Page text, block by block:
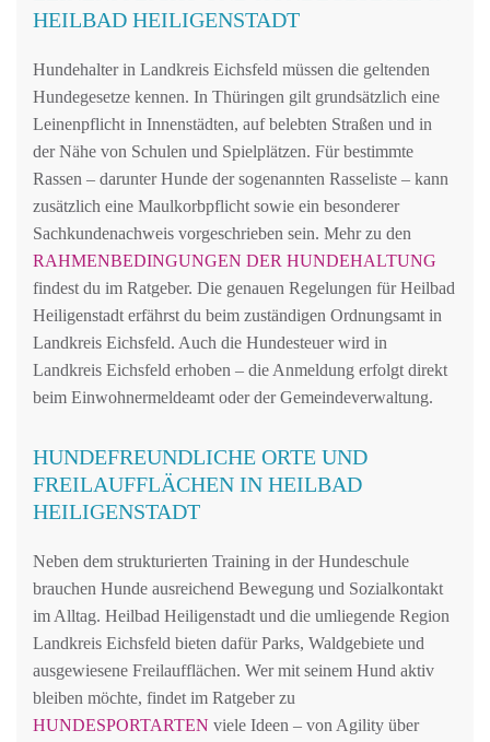
HEILBAD HEILIGENSTADT
Hundehalter in Landkreis Eichsfeld müssen die geltenden
Hundegesetze kennen. In Thüringen gilt grundsätzlich eine
Leinenpflicht in Innenstädten, auf belebten Straßen und in
der Nähe von Schulen und Spielplätzen. Für bestimmte
Rassen – darunter Hunde der sogenannten Rasseliste – kann
zusätzlich eine Maulkorbpflicht sowie ein besonderer
Sachkundenachweis vorgeschrieben sein. Mehr zu den
RAHMENBEDINGUNGEN DER HUNDEHALTUNG
findest du im Ratgeber. Die genauen Regelungen für Heilbad
Heiligenstadt erfährst du beim zuständigen Ordnungsamt in
Landkreis Eichsfeld. Auch die Hundesteuer wird in
Landkreis Eichsfeld erhoben – die Anmeldung erfolgt direkt
beim Einwohnermeldeamt oder der Gemeindeverwaltung.
HUNDEFREUNDLICHE ORTE UND
FREILAUFFLÄCHEN IN HEILBAD
HEILIGENSTADT
Neben dem strukturierten Training in der Hundeschule
brauchen Hunde ausreichend Bewegung und Sozialkontakt
im Alltag. Heilbad Heiligenstadt und die umliegende Region
Landkreis Eichsfeld bieten dafür Parks, Waldgebiete und
ausgewiesene Freilaufflächen. Wer mit seinem Hund aktiv
bleiben möchte, findet im Ratgeber zu
HUNDESPORTARTEN viele Ideen – von Agility über